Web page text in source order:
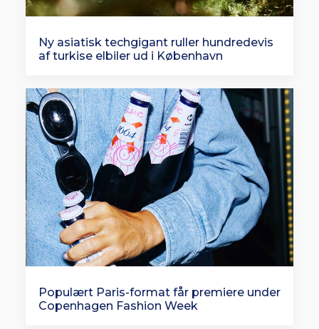
Ny asiatisk techgigant ruller hundredevis
af turkise elbiler ud i København
Populært Paris-format får premiere under
Copenhagen Fashion Week